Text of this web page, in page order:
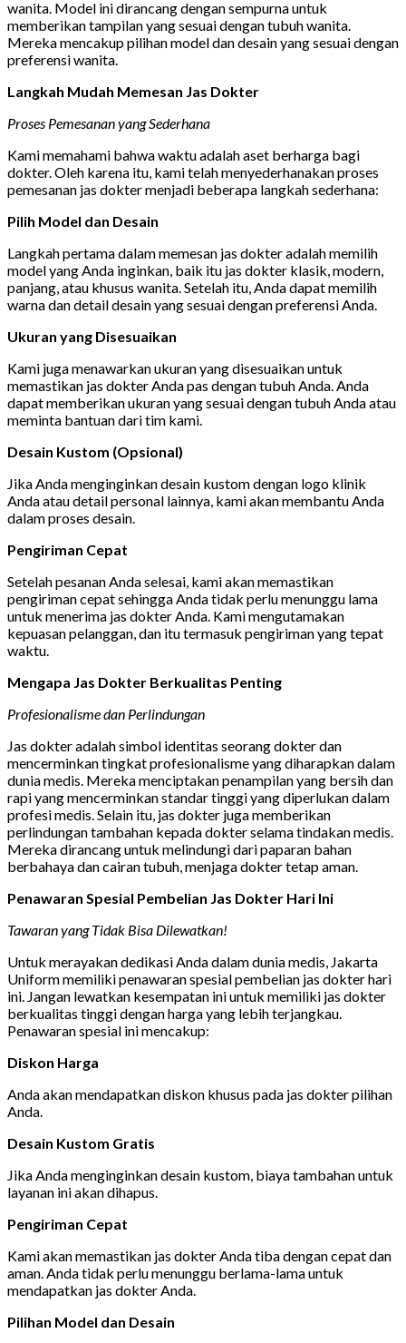
wanita. Model ini dirancang dengan sempurna untuk
memberikan tampilan yang sesuai dengan tubuh wanita.
Mereka mencakup pilihan model dan desain yang sesuai dengan
preferensi wanita.
Langkah Mudah Memesan Jas Dokter
Proses Pemesanan yang Sederhana
Kami memahami bahwa waktu adalah aset berharga bagi
dokter. Oleh karena itu, kami telah menyederhanakan proses
pemesanan jas dokter menjadi beberapa langkah sederhana:
Pilih Model dan Desain
Langkah pertama dalam memesan jas dokter adalah memilih
model yang Anda inginkan, baik itu jas dokter klasik, modern,
panjang, atau khusus wanita. Setelah itu, Anda dapat memilih
warna dan detail desain yang sesuai dengan preferensi Anda.
Ukuran yang Disesuaikan
Kami juga menawarkan ukuran yang disesuaikan untuk
memastikan jas dokter Anda pas dengan tubuh Anda. Anda
dapat memberikan ukuran yang sesuai dengan tubuh Anda atau
meminta bantuan dari tim kami.
Desain Kustom (Opsional)
Jika Anda menginginkan desain kustom dengan logo klinik
Anda atau detail personal lainnya, kami akan membantu Anda
dalam proses desain.
Pengiriman Cepat
Setelah pesanan Anda selesai, kami akan memastikan
pengiriman cepat sehingga Anda tidak perlu menunggu lama
untuk menerima jas dokter Anda. Kami mengutamakan
kepuasan pelanggan, dan itu termasuk pengiriman yang tepat
waktu.
Mengapa Jas Dokter Berkualitas Penting
Profesionalisme dan Perlindungan
Jas dokter adalah simbol identitas seorang dokter dan
mencerminkan tingkat profesionalisme yang diharapkan dalam
dunia medis. Mereka menciptakan penampilan yang bersih dan
rapi yang mencerminkan standar tinggi yang diperlukan dalam
profesi medis. Selain itu, jas dokter juga memberikan
perlindungan tambahan kepada dokter selama tindakan medis.
Mereka dirancang untuk melindungi dari paparan bahan
berbahaya dan cairan tubuh, menjaga dokter tetap aman.
Penawaran Spesial Pembelian Jas Dokter Hari Ini
Tawaran yang Tidak Bisa Dilewatkan!
Untuk merayakan dedikasi Anda dalam dunia medis, Jakarta
Uniform memiliki penawaran spesial pembelian jas dokter hari
ini. Jangan lewatkan kesempatan ini untuk memiliki jas dokter
berkualitas tinggi dengan harga yang lebih terjangkau.
Penawaran spesial ini mencakup:
Diskon Harga
Anda akan mendapatkan diskon khusus pada jas dokter pilihan
Anda.
Desain Kustom Gratis
Jika Anda menginginkan desain kustom, biaya tambahan untuk
layanan ini akan dihapus.
Pengiriman Cepat
Kami akan memastikan jas dokter Anda tiba dengan cepat dan
aman. Anda tidak perlu menunggu berlama-lama untuk
mendapatkan jas dokter Anda.
Pilihan Model dan Desain